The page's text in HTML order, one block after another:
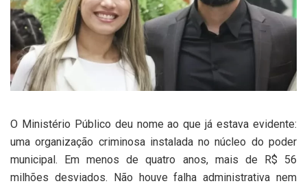
O Ministério Público deu nome ao que já estava evidente:
uma organização criminosa instalada no núcleo do poder
municipal. Em menos de quatro anos, mais de R$ 56
milhões desviados. Não houve falha administrativa nem